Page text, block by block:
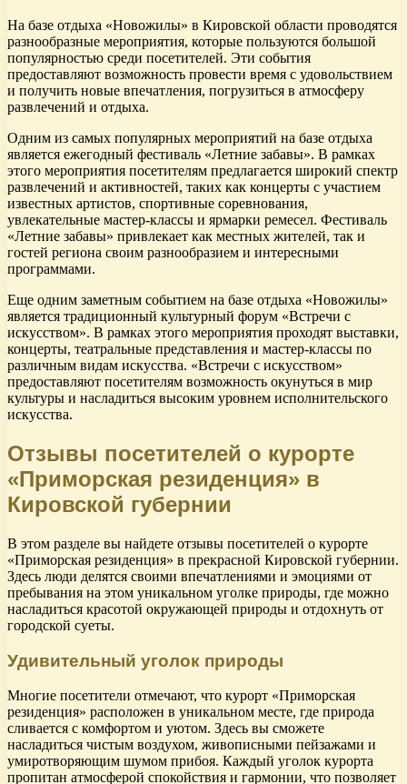
На базе отдыха «Новожилы» в Кировской области проводятся
разнообразные мероприятия, которые пользуются большой
популярностью среди посетителей. Эти события
предоставляют возможность провести время с удовольствием
и получить новые впечатления, погрузиться в атмосферу
развлечений и отдыха.
Одним из самых популярных мероприятий на базе отдыха
является ежегодный фестиваль «Летние забавы». В рамках
этого мероприятия посетителям предлагается широкий спектр
развлечений и активностей, таких как концерты с участием
известных артистов, спортивные соревнования,
увлекательные мастер-классы и ярмарки ремесел. Фестиваль
«Летние забавы» привлекает как местных жителей, так и
гостей региона своим разнообразием и интересными
программами.
Еще одним заметным событием на базе отдыха «Новожилы»
является традиционный культурный форум «Встречи с
искусством». В рамках этого мероприятия проходят выставки,
концерты, театральные представления и мастер-классы по
различным видам искусства. «Встречи с искусством»
предоставляют посетителям возможность окунуться в мир
культуры и насладиться высоким уровнем исполнительского
искусства.
Отзывы посетителей о курорте
«Приморская резиденция» в
Кировской губернии
В этом разделе вы найдете отзывы посетителей о курорте
«Приморская резиденция» в прекрасной Кировской губернии.
Здесь люди делятся своими впечатлениями и эмоциями от
пребывания на этом уникальном уголке природы, где можно
насладиться красотой окружающей природы и отдохнуть от
городской суеты.
Удивительный уголок природы
Многие посетители отмечают, что курорт «Приморская
резиденция» расположен в уникальном месте, где природа
сливается с комфортом и уютом. Здесь вы сможете
насладиться чистым воздухом, живописными пейзажами и
умиротворяющим шумом прибоя. Каждый уголок курорта
пропитан атмосферой спокойствия и гармонии, что позволяет